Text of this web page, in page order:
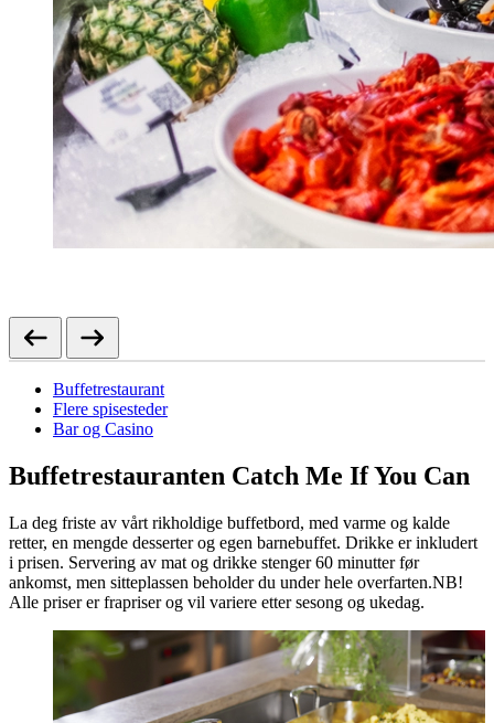
Buffetrestaurant
Flere spisesteder
Bar og Casino
Buffetrestauranten Catch Me If You Can
La deg friste av vårt rikholdige buffetbord, med varme og kalde
retter, en mengde desserter og egen barnebuffet. Drikke er inkludert
i prisen. Servering av mat og drikke stenger 60 minutter før
ankomst, men sitteplassen beholder du under hele overfarten. ​NB!
Alle priser er frapriser og vil variere etter sesong og ukedag.